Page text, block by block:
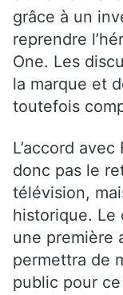
grâce à un
reprendre
One. Les
la marque et
toutefois
L’accord
donc pas le
télévision,
historique. Le
une première
permettra de
public pour